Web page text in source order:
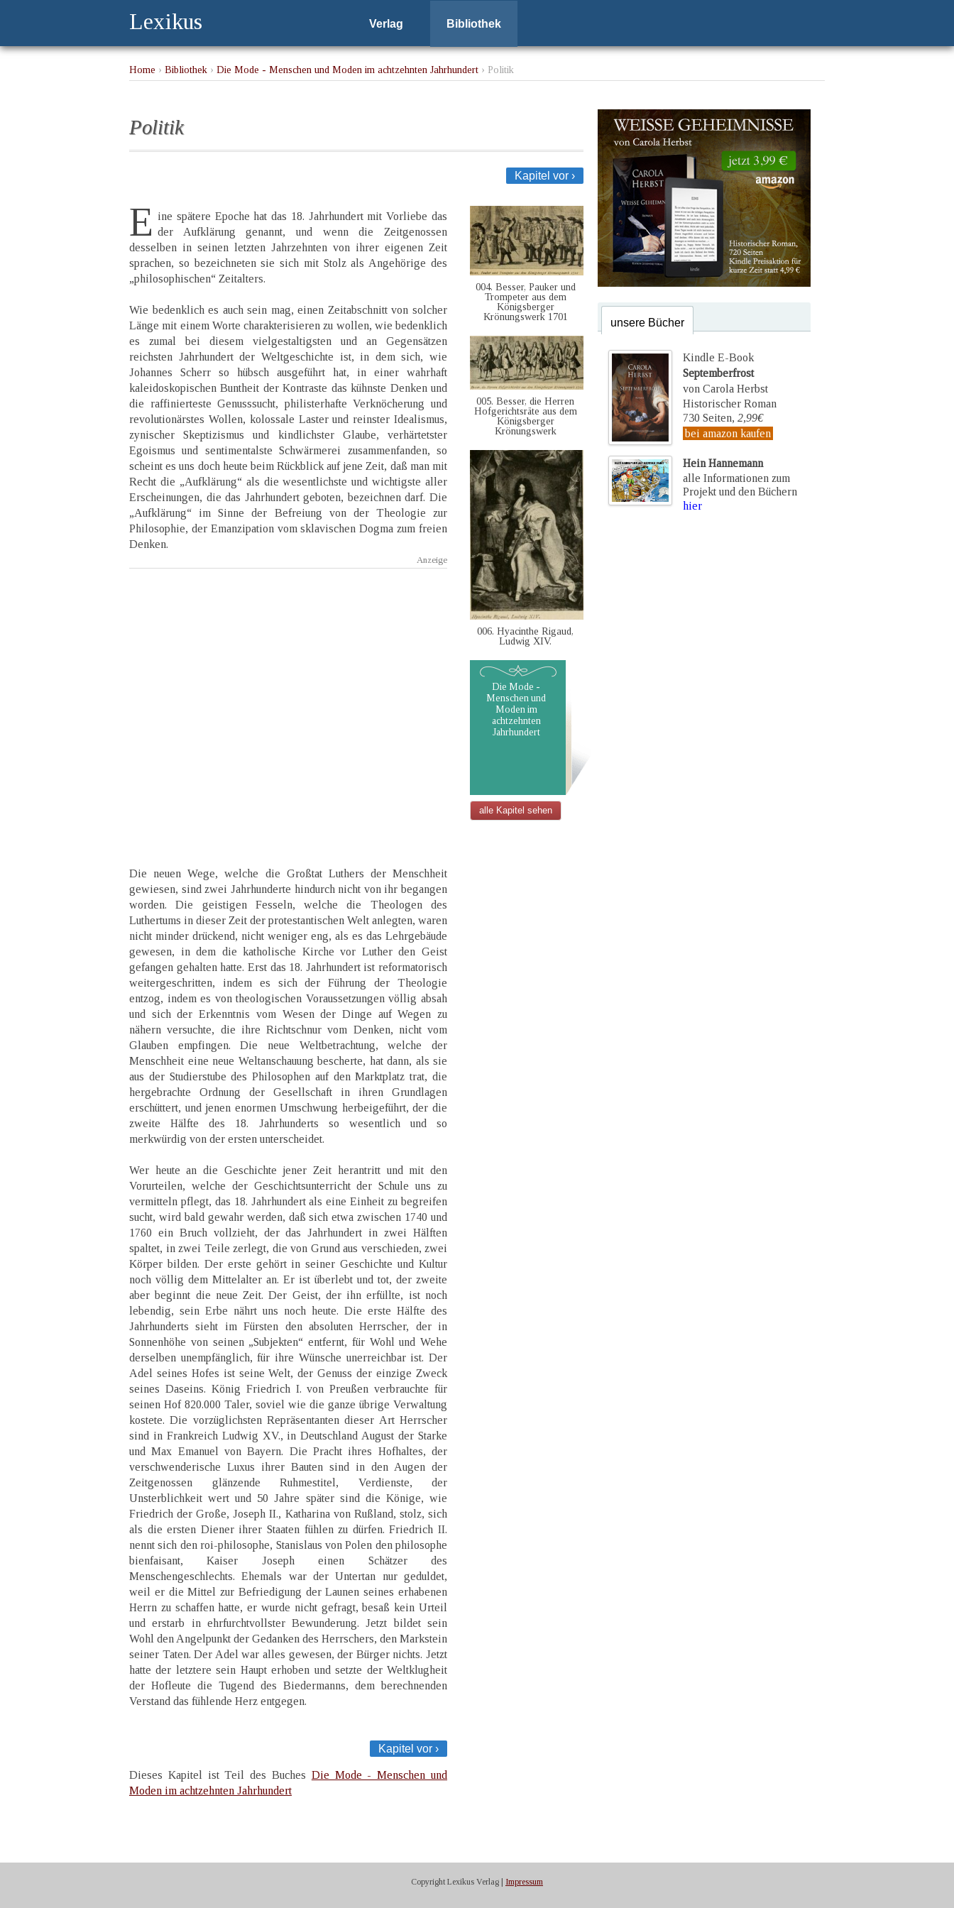
Lexikus Verlag Bibliothek
Home › Bibliothek › Die Mode - Menschen und Moden im achtzehnten Jahrhundert › Politik
Politik
Kapitel vor ›
E ine spätere Epoche hat das 18. Jahrhundert mit Vorliebe das
der Aufklärung genannt, und wenn die Zeitgenossen
desselben in seinen letzten Jahrzehnten von ihrer eigenen Zeit
sprachen, so bezeichneten sie sich mit Stolz als Angehörige des
„philosophischen“ Zeitalters.
Wie bedenklich es auch sein mag, einen Zeitabschnitt von solcher
Länge mit einem Worte charakterisieren zu wollen, wie bedenklich
es zumal bei diesem vielgestaltigsten und an Gegensätzen
reichsten Jahrhundert der Weltgeschichte ist, in dem sich, wie
Johannes Scherr so hübsch ausgeführt hat, in einer wahrhaft
kaleidoskopischen Buntheit der Kontraste das kühnste Denken und
die raffinierteste Genusssucht, philisterhafte Verknöcherung und
revolutionärstes Wollen, kolossale Laster und reinster Idealismus,
zynischer Skeptizismus und kindlichster Glaube, verhärtetster
Egoismus und sentimentalste Schwärmerei zusammenfanden, so
scheint es uns doch heute beim Rückblick auf jene Zeit, daß man mit
Recht die „Aufklärung“ als die wesentlichste und wichtigste aller
Erscheinungen, die das Jahrhundert geboten, bezeichnen darf. Die
„Aufklärung“ im Sinne der Befreiung von der Theologie zur
Philosophie, der Emanzipation vom sklavischen Dogma zum freien
Denken.
Die neuen Wege, welche die Großtat Luthers der Menschheit
gewiesen, sind zwei Jahrhunderte hindurch nicht von ihr begangen
worden. Die geistigen Fesseln, welche die Theologen des
Luthertums in dieser Zeit der protestantischen Welt anlegten, waren
nicht minder drückend, nicht weniger eng, als es das Lehrgebäude
gewesen, in dem die katholische Kirche vor Luther den Geist
gefangen gehalten hatte. Erst das 18. Jahrhundert ist reformatorisch
weitergeschritten, indem es sich der Führung der Theologie
entzog, indem es von theologischen Voraussetzungen völlig absah
und sich der Erkenntnis vom Wesen der Dinge auf Wegen zu
nähern versuchte, die ihre Richtschnur vom Denken, nicht vom
Glauben empfingen. Die neue Weltbetrachtung, welche der
Menschheit eine neue Weltanschauung bescherte, hat dann, als sie
aus der Studierstube des Philosophen auf den Marktplatz trat, die
hergebrachte Ordnung der Gesellschaft in ihren Grundlagen
erschüttert, und jenen enormen Umschwung herbeigeführt, der die
zweite Hälfte des 18. Jahrhunderts so wesentlich und so
merkwürdig von der ersten unterscheidet.
Wer heute an die Geschichte jener Zeit herantritt und mit den
Vorurteilen, welche der Geschichtsunterricht der Schule uns zu
vermitteln pflegt, das 18. Jahrhundert als eine Einheit zu begreifen
sucht, wird bald gewahr werden, daß sich etwa zwischen 1740 und
1760 ein Bruch vollzieht, der das Jahrhundert in zwei Hälften
spaltet, in zwei Teile zerlegt, die von Grund aus verschieden, zwei
Körper bilden. Der erste gehört in seiner Geschichte und Kultur
noch völlig dem Mittelalter an. Er ist überlebt und tot, der zweite
aber beginnt die neue Zeit. Der Geist, der ihn erfüllte, ist noch
lebendig, sein Erbe nährt uns noch heute. Die erste Hälfte des
Jahrhunderts sieht im Fürsten den absoluten Herrscher, der in
Sonnenhöhe von seinen „Subjekten“ entfernt, für Wohl und Wehe
derselben unempfänglich, für ihre Wünsche unerreichbar ist. Der
Adel seines Hofes ist seine Welt, der Genuss der einzige Zweck
seines Daseins. König Friedrich I. von Preußen verbrauchte für
seinen Hof 820.000 Taler, soviel wie die ganze übrige Verwaltung
kostete. Die vorzüglichsten Repräsentanten dieser Art Herrscher
sind in Frankreich Ludwig XV., in Deutschland August der Starke
und Max Emanuel von Bayern. Die Pracht ihres Hofhaltes, der
verschwenderische Luxus ihrer Bauten sind in den Augen der
Zeitgenossen glänzende Ruhmestitel, Verdienste, der
Unsterblichkeit wert und 50 Jahre später sind die Könige, wie
Friedrich der Große, Joseph II., Katharina von Rußland, stolz, sich
als die ersten Diener ihrer Staaten fühlen zu dürfen. Friedrich II.
nennt sich den roi-philosophe, Stanislaus von Polen den philosophe
bienfaisant, Kaiser Joseph einen Schätzer des
Menschengeschlechts. Ehemals war der Untertan nur geduldet,
weil er die Mittel zur Befriedigung der Launen seines erhabenen
Herrn zu schaffen hatte, er wurde nicht gefragt, besaß kein Urteil
und erstarb in ehrfurchtvollster Bewunderung. Jetzt bildet sein
Wohl den Angelpunkt der Gedanken des Herrschers, den Markstein
seiner Taten. Der Adel war alles gewesen, der Bürger nichts. Jetzt
hatte der letztere sein Haupt erhoben und setzte der Weltklugheit
der Hofleute die Tugend des Biedermanns, dem berechnenden
Verstand das fühlende Herz entgegen.
Kapitel vor ›
Dieses Kapitel ist Teil des Buches Die Mode - Menschen und
Moden im achtzehnten Jahrhundert
004. Besser, Pauker und
Trompeter aus dem
Königsberger
Krönungswerk 1701
005. Besser, die Herren
Hofgerichtsräte aus dem
Königsberger
Krönungswerk
006. Hyacinthe Rigaud,
Ludwig XIV.
Die Mode -
Menschen und
Moden im
achtzehnten
Jahrhundert
alle Kapitel sehen
unsere Bücher
Kindle E-Book
Septemberfrost
von Carola Herbst
Historischer Roman
730 Seiten, 2,99€
bei amazon kaufen
Hein Hannemann
alle Informationen zum
Projekt und den Büchern
hier
Copyright Lexikus Verlag | Impressum